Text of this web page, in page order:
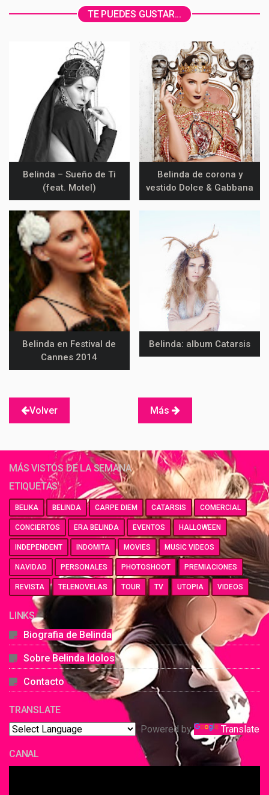
Belinda – Sueño de Ti
(feat. Motel)
Belinda de corona y
vestido Dolce & Gabbana
Belinda en Festival de
Cannes 2014
Belinda: album Catarsis
Volver Más
MÁS VISTOS DE LA SEMANA
ETIQUETAS
BELIKA BELINDA CARPE DIEM CATARSIS COMERCIAL
CONCIERTOS ERA BELINDA EVENTOS HALLOWEEN
INDEPENDENT INDOMITA MOVIES MUSIC VIDEOS
NAVIDAD PERSONALES PHOTOSHOOT PREMIACIONES
REVISTA TELENOVELAS TOUR TV UTOPIA VIDEOS
LINKS
Biografia de Belinda
Sobre Belinda Idolos
Contacto
TRANSLATE
Powered by
Translate
CANAL